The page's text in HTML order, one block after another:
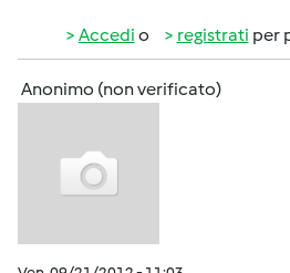
Accedi o registrati per
Anonimo (non verificato)